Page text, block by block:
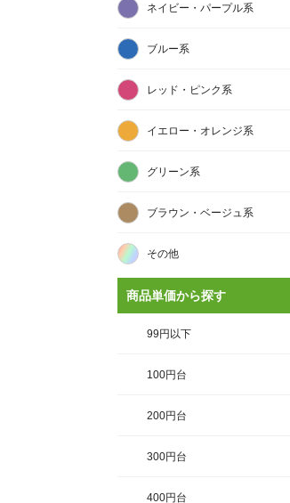
ネイビー・パープル系
ブルー系
レッド・ピンク系
イエロー・オレンジ系
グリーン系
ブラウン・ベージュ系
その他
商品単価から探す
99円以下
100円台
200円台
300円台
400円台